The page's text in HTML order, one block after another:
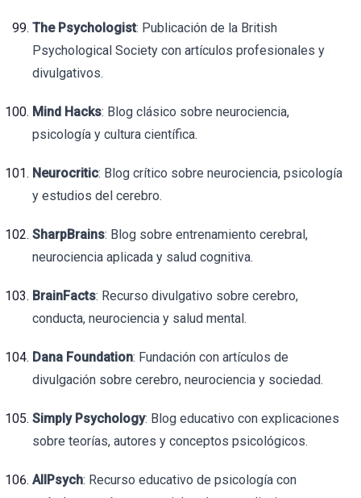
The Psychologist: Publicación de la British
Psychological Society con artículos profesionales y
divulgativos.
Mind Hacks: Blog clásico sobre neurociencia,
psicología y cultura científica.
Neurocritic: Blog crítico sobre neurociencia, psicología
y estudios del cerebro.
SharpBrains: Blog sobre entrenamiento cerebral,
neurociencia aplicada y salud cognitiva.
BrainFacts: Recurso divulgativo sobre cerebro,
conducta, neurociencia y salud mental.
Dana Foundation: Fundación con artículos de
divulgación sobre cerebro, neurociencia y sociedad.
Simply Psychology: Blog educativo con explicaciones
sobre teorías, autores y conceptos psicológicos.
AllPsych: Recurso educativo de psicología con